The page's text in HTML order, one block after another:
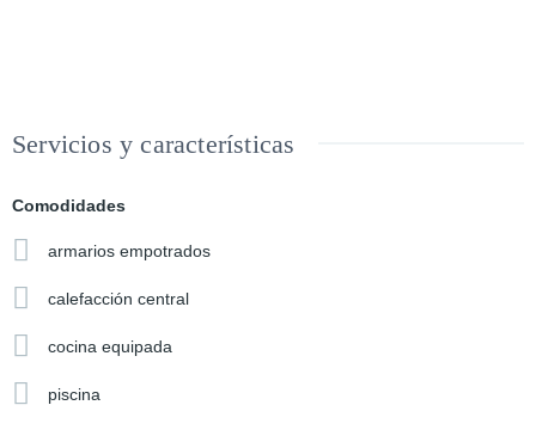
Servicios y características
Comodidades
armarios empotrados
calefacción central
cocina equipada
piscina